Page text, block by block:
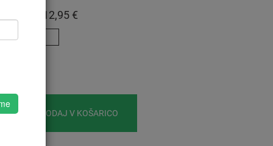
12,95 €
16"
DODAJ V KOŠARICO